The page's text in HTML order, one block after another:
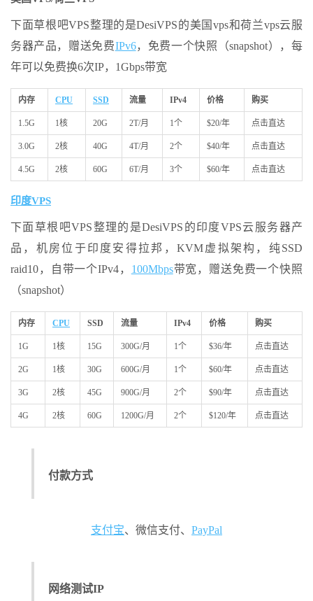
下面草根吧VPS整理的是DesiVPS的美国vps和荷兰vps云服
务器产品，赠送免费IPv6，免费一个快照（snapshot），每
年可以免费换6次IP，1Gbps带宽
内存 CPU SSD 流量 IPv4 价格 购买
1.5G 1核 20G 2T/月 1个 $20/年 点击直达
3.0G 2核 40G 4T/月 2个 $40/年 点击直达
4.5G 2核 60G 6T/月 3个 $60/年 点击直达
印度VPS
下面草根吧VPS整理的是DesiVPS的印度VPS云服务器产
品，机房位于印度安得拉邦，KVM虚拟架构，纯SSD
raid10，自带一个IPv4， 100Mbps带宽，赠送免费一个快照
（snapshot）
内存 CPU SSD 流量 IPv4 价格 购买
1G 1核 15G 300G/月 1个 $36/年 点击直达
2G 1核 30G 600G/月 1个 $60/年 点击直达
3G 2核 45G 900G/月 2个 $90/年 点击直达
4G 2核 60G 1200G/月 2个 $120/年 点击直达
付款方式
支付宝、微信支付、 PayPal
网络测试IP